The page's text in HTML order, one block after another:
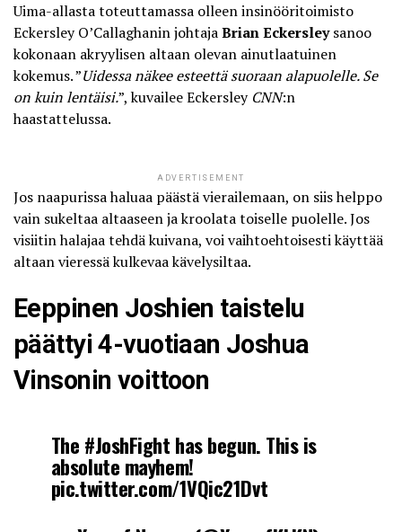
Uima-allasta toteuttamassa olleen insinööritoimisto
Eckersley O’Callaghanin johtajaBrian Eckersleysanoo
kokonaan akryylisen altaan olevan ainutlaatuinen
kokemus. ”Uidessa näkee esteettä suoraan alapuolelle. Se
on kuin lentäisi.”, kuvailee Eckersley CNN:n
haastattelussa.
ADVERTISEMENT
Jos naapurissa haluaa päästä vierailemaan, on siis helppo
vain sukeltaa altaaseen ja kroolata toiselle puolelle. Jos
visiitin halajaa tehdä kuivana, voi vaihtoehtoisesti käyttää
altaan vieressä kulkevaa kävelysiltaa.
Eeppinen Joshien taistelu
päättyi 4-vuotiaan Joshua
Vinsonin voittoon
The #JoshFight has begun. This is
absolute mayhem!
pic.twitter.com/1VQic21Dvt